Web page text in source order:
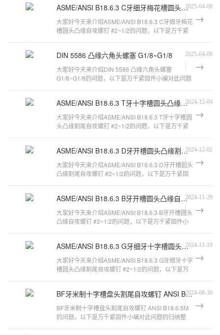
ASME/ANSI B18.6.3 C牙细牙梅花槽圆头凸缘自攻螺钉 #2~1/22025-04-08
大家好今天来介绍ASME/ANSI B18.6.3 C牙细牙梅花
槽圆头凸缘自攻螺钉 #2~1/2的问题，以下是万千紧
DIN 5586 凸缘六角头螺塞 G1/8~G1/8 2025-04-08
大家好今天来介绍DIN 5586 凸缘六角头螺塞
G1/8~G1/8的问题，以下是万千紧固件小编对此问题
ASME/ANSI B18.6.3 T牙十字槽圆头凸缘割尾自攻螺钉 #2~1/22024-12-04
大家好今天来介绍ASME/ANSI B18.6.3 T牙十字槽圆
头凸缘割尾自攻螺钉 #2~1/2的问题，以下是万千紧
ASME/ANSI B18.6.3 D牙开槽圆头凸缘割尾自攻螺钉 #2~1/22024-12-02
大家好今天来介绍ASME/ANSI B18.6.3 D牙开槽圆头
凸缘割尾自攻螺钉 #2~1/2的问题，以下是万千紧固
ASME/ANSI B18.6.3 B牙开槽圆头凸缘自攻螺钉 #2~1/22024-11-29
大家好今天来介绍ASME/ANSI B18.6.3 B牙开槽圆头
凸缘自攻螺钉 #2~1/2的问题，以下是万千紧固件小
ASME/ANSI B18.6.3 G牙细牙十字槽圆头凸缘割尾自攻螺钉 #2~1/22024-11-19
大家好今天来介绍ASME/ANSI B18.6.3 G牙细牙十字
槽圆头凸缘割尾自攻螺钉 #2~1/2的问题，以下是万
BF牙米制十字槽盘头割尾自攻螺钉 ANSI B18.6.5M
2024-08-30
BF牙米制十字槽盘头割尾自攻螺钉 ANSI B18.6.5M
的问题，以下是万千紧固件小编对此问题的归纳整